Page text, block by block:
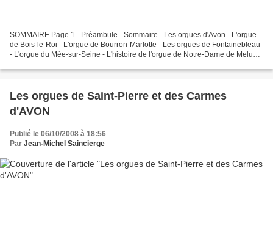
SOMMAIRE Page 1 - Préambule - Sommaire - Les orgues d'Avon - L'orgue
de Bois-le-Roi - L'orgue de Bourron-Marlotte - Les orgues de Fontainebleau
- L'orgue du Mée-sur-Seine - L'histoire de l'orgue de Notre-Dame de Melun -
Les orgues de Saint-Pierre et des Carmes
d'AVON
Publié le 06/10/2008 à 18:56
Par Jean-Michel Saincierge